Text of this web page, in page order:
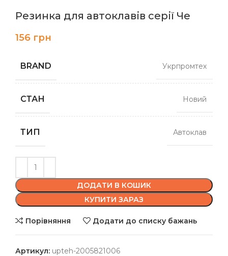
Резинка для автоклавів серії Че
156 грн
BRAND Укрпромтех
СТАН Новий
ТИП Автоклав
ДОДАТИ В КОШИК
КУПИТИ ЗАРАЗ
Порівняння Додати до списку бажань
Артикул: upteh-2005821006